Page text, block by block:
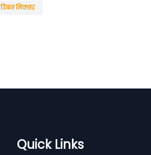
रिबन मिक्सर
Quick Links